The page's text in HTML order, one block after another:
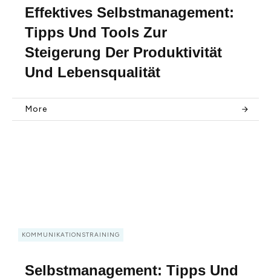
Effektives Selbstmanagement:
Tipps Und Tools Zur
Steigerung Der Produktivität
Und Lebensqualität
More
KOMMUNIKATIONSTRAINING
Selbstmanagement: Tipps Und